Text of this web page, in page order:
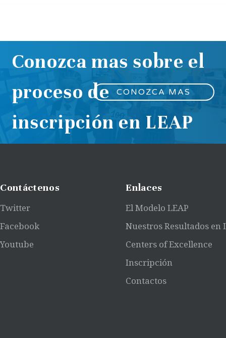
Conozca mas sobre el
proceso de
inscripción en LEAP
CONOZCA MAS
Contáctenos
Twitter
Facebook
Youtube
Enlaces
El Modelo LEAP
Nuestros Resultados en
Centers of Excellence
Inscripción
Contactos